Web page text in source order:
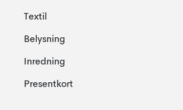
Textil
Belysning
Inredning
Presentkort